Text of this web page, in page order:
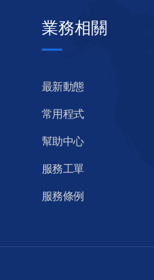
業務相關
最新動態
常用程式
幫助中心
服務工單
服務條例